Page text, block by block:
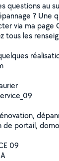
questions au
? Une
via ma page
tous les
de portail,
09